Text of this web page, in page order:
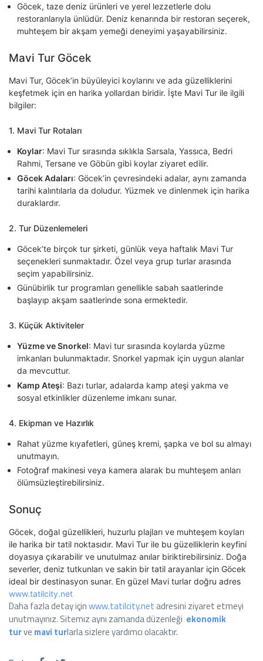
Göcek, taze deniz ürünleri ve yerel lezzetlerle dolu
restoranlarıyla ünlüdür. Deniz kenarında bir restoran seçerek,
muhteşem bir akşam yemeği deneyimi yaşayabilirsiniz.
Mavi Tur Göcek
Mavi Tur, Göcek’in büyüleyici koylarını ve ada güzelliklerini
keşfetmek için en harika yollardan biridir. İşte Mavi Tur ile ilgili
bilgiler:
1. Mavi Tur Rotaları
Koylar: Mavi Tur sırasında sıklıkla Sarsala, Yassıca, Bedri
Rahmi, Tersane ve Göbün gibi koylar ziyaret edilir.
Göcek Adaları: Göcek’in çevresindeki adalar, aynı zamanda
tarihi kalıntılarla da doludur. Yüzmek ve dinlenmek için harika
duraklardır.
2. Tur Düzenlemeleri
Göcek’te birçok tur şirketi, günlük veya haftalık Mavi Tur
seçenekleri sunmaktadır. Özel veya grup turlar arasında
seçim yapabilirsiniz.
Günübirlik tur programları genellikle sabah saatlerinde
başlayıp akşam saatlerinde sona ermektedir.
3. Küçük Aktiviteler
Yüzme ve Snorkel: Mavi tur sırasında koylarda yüzme
imkanları bulunmaktadır. Snorkel yapmak için uygun alanlar
da mevcuttur.
Kamp Ateşi: Bazı turlar, adalarda kamp ateşi yakma ve
sosyal etkinlikler düzenleme imkanı sunar.
4. Ekipman ve Hazırlık
Rahat yüzme kıyafetleri, güneş kremi, şapka ve bol su almayı
unutmayın.
Fotoğraf makinesi veya kamera alarak bu muhteşem anları
ölümsüzleştirebilirsiniz.
Sonuç
Göcek, doğal güzellikleri, huzurlu plajları ve muhteşem koyları
ile harika bir tatil noktasıdır. Mavi Tur ile bu güzelliklerin keyfini
doyasıya çıkarabilir ve unutulmaz anılar biriktirebilirsiniz. Doğa
severler, deniz tutkunları ve sakin bir tatil arayanlar için Göcek
ideal bir destinasyon sunar. En güzel Mavi turlar doğru adres
www.tatilcity.net
Daha fazla detay içinwww.tatilcity.net adresini ziyaret etmeyi
unutmayınız. Sitemız aynı zamanda düzenleği ekonomik
turve mavi turlarla sizlere yardımcı olacaktır.